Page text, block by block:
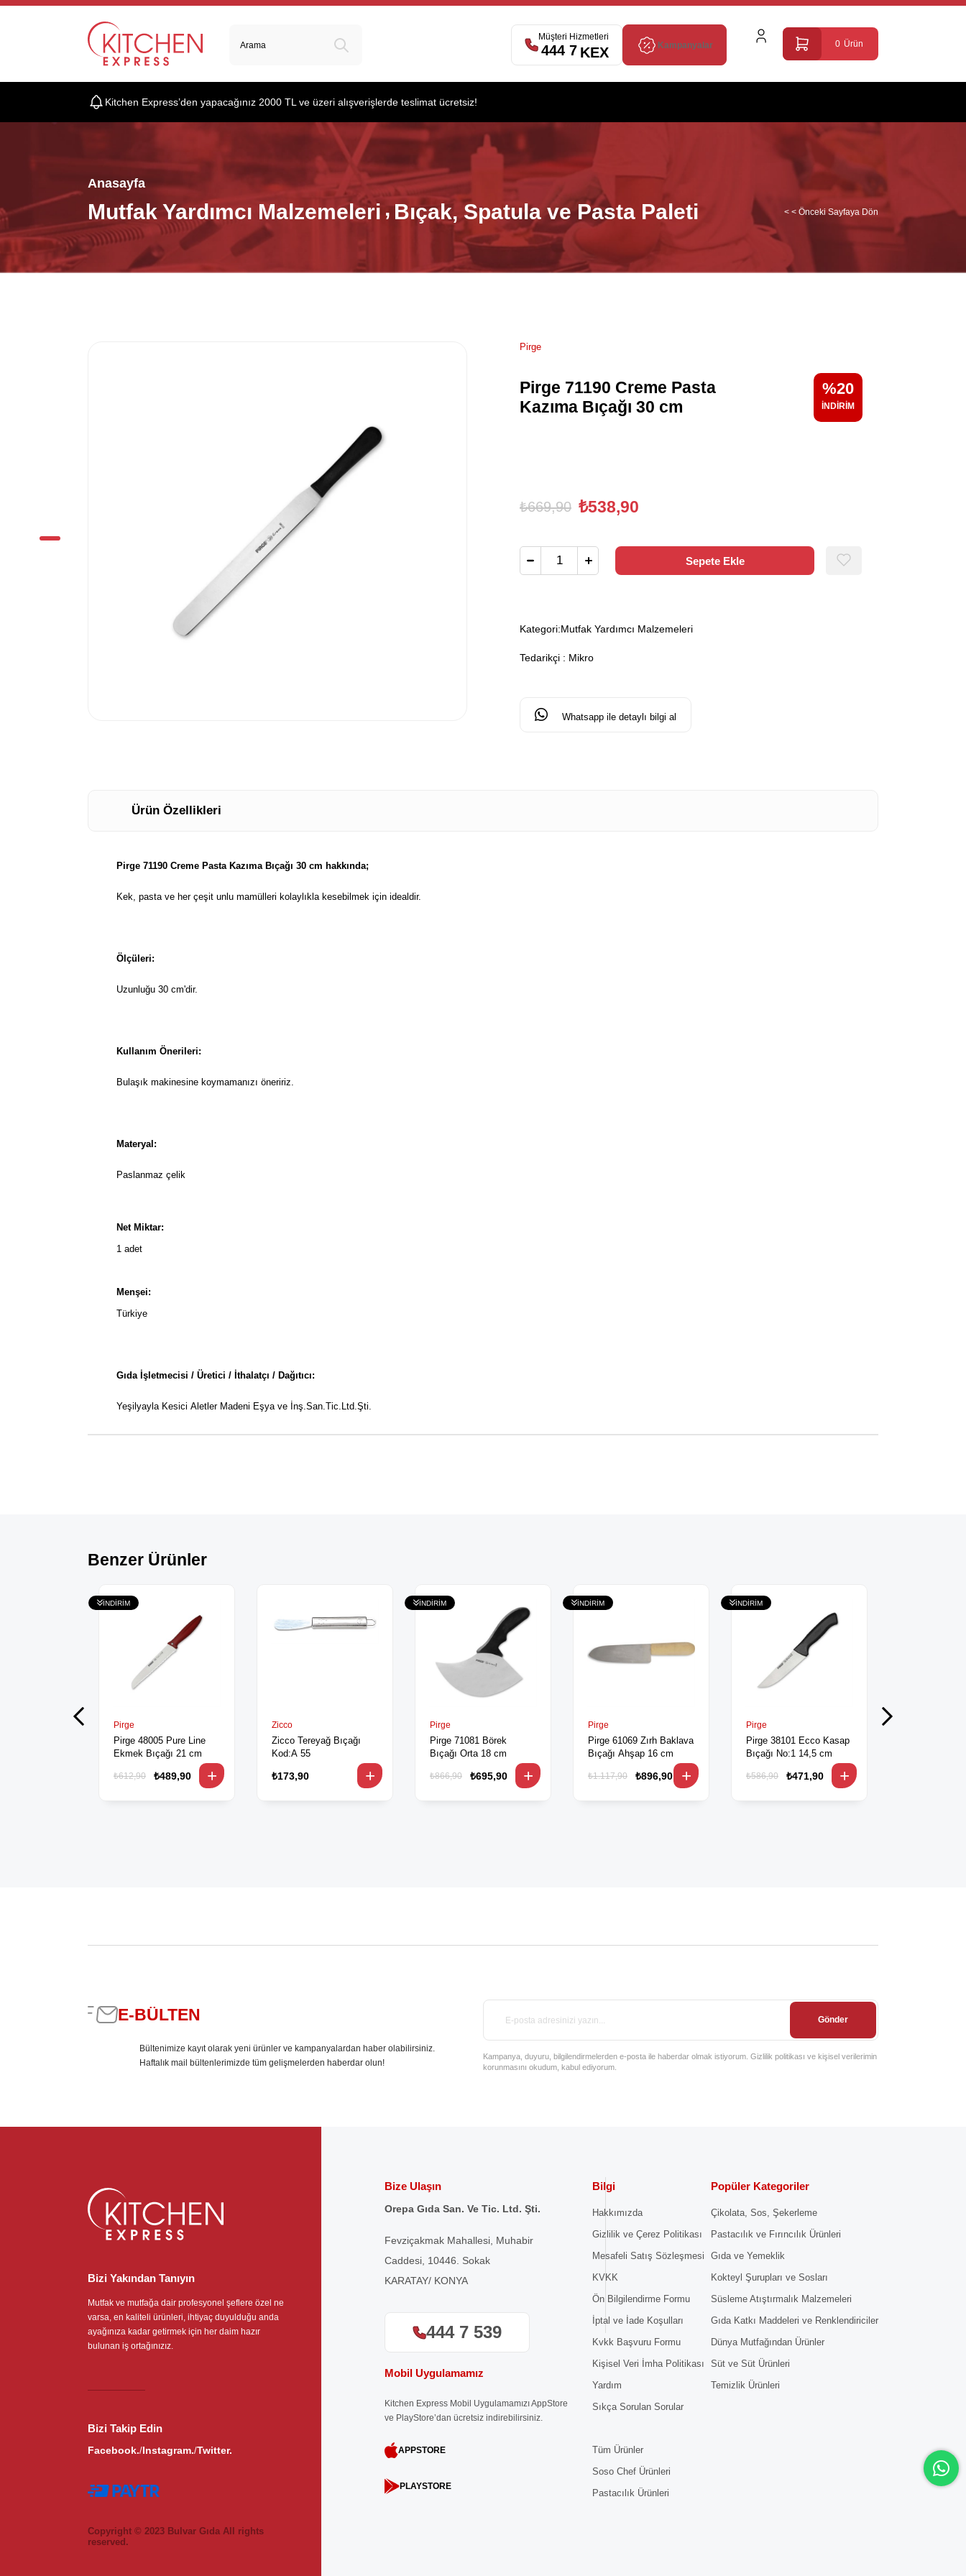
0 Ürün
Müşteri Hizmetleri
444 7 539
Kampanyalar
Kitchen Express’den yapacağınız 2000 TL ve üzeri alışverişlerde teslimat ücretsiz!
Anasayfa
Mutfak Yardımcı Malzemeleri Bıçak, Spatula ve Pasta Paleti < < Önceki Sayfaya Dön
Pirge
Pirge 71190 Creme Pasta
Kazıma Bıçağı 30 cm
20
₺669,90 ₺538,90
Kategori:Mutfak Yardımcı Malzemeleri
Tedarikçi : Mikro
Whatsapp ile detaylı bilgi al
Ürün Özellikleri
Pirge 71190 Creme Pasta Kazıma Bıçağı 30 cm hakkında;
Kek, pasta ve her çeşit unlu mamülleri kolaylıkla kesebilmek için idealdir.
Ölçüleri:
Uzunluğu 30 cm'dir.
Kullanım Önerileri:
Bulaşık makinesine koymamanızı öneririz.
Materyal:
Paslanmaz çelik
Net Miktar:
1 adet
Menşei:
Türkiye
Gıda İşletmecisi / Üretici / İthalatçı / Dağıtıcı:
Yeşilyayla Kesici Aletler Madeni Eşya ve İnş.San.Tic.Ltd.Şti.
Benzer Ürünler
Pirge
Pirge 48005 Pure Line
Ekmek Bıçağı 21 cm
₺489,90
₺612,90
Zicco
Zicco Tereyağ Bıçağı
Kod:A 55
₺173,90
Pirge
Pirge 71081 Börek
Bıçağı Orta 18 cm
₺695,90
₺866,90
Pirge
Pirge 61069 Zırh Baklava
Bıçağı Ahşap 16 cm
₺896,90
₺1.117,90
Pirge
Pirge 38101 Ecco Kasap
Bıçağı No:1 14,5 cm
₺471,90
₺586,90
E-BÜLTEN
Bültenimize kayıt olarak yeni ürünler ve kampanyalardan haber olabilirsiniz.
Haftalık mail bültenlerimizde tüm gelişmelerden haberdar olun!
Gönder
Kampanya, duyuru, bilgilendirmelerden e-posta ile haberdar olmak istiyorum. Gizlilik politikası ve kişisel verilerimin
korunmasını okudum, kabul ediyorum.
Bizi Yakından Tanıyın
Mutfak ve mutfağa dair profesyonel şeflere özel ne
varsa, en kaliteli ürünleri, ihtiyaç duyulduğu anda
ayağınıza kadar getirmek için her daim hazır
bulunan iş ortağınızız.
Bizi Takip Edin
Facebook./Instagram./Twitter.
Copyright © 2023 Bulvar Gıda All rights
reserved.
Bize Ulaşın
Orepa Gıda San. Ve Tic. Ltd. Şti.
Fevziçakmak Mahallesi, Muhabir
Caddesi, 10446. Sokak
KARATAY/ KONYA
444 7 539
Mobil Uygulamamız
Kitchen Express Mobil Uygulamamızı AppStore
ve PlayStore’dan ücretsiz indirebilirsiniz.
APPSTORE
PLAYSTORE
Bilgi
Hakkımızda
Gizlilik ve Çerez Politikası
Mesafeli Satış Sözleşmesi
KVKK
Ön Bilgilendirme Formu
İptal ve İade Koşulları
Kvkk Başvuru Formu
Kişisel Veri İmha Politikası
Yardım
Sıkça Sorulan Sorular
Tüm Ürünler
Soso Chef Ürünleri
Pastacılık Ürünleri
Popüler Kategoriler
Çikolata, Sos, Şekerleme
Pastacılık ve Fırıncılık Ürünleri
Gıda ve Yemeklik
Kokteyl Şurupları ve Sosları
Süsleme Atıştırmalık Malzemeleri
Gıda Katkı Maddeleri ve Renklendiriciler
Dünya Mutfağından Ürünler
Süt ve Süt Ürünleri
Temizlik Ürünleri